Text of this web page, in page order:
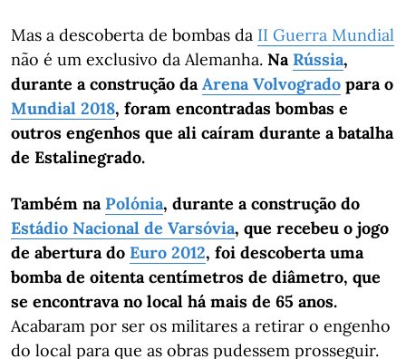
Mas a descoberta de bombas da II Guerra Mundial
não é um exclusivo da Alemanha. Na Rússia,
durante a construção daArena Volvogrado para o
Mundial 2018, foram encontradas bombas e
outros engenhos que ali caíram durante a batalha
de Estalinegrado.
Também na Polónia, durante a construção do
Estádio Nacional de Varsóvia, que recebeu o jogo
de abertura do Euro 2012, foi descoberta uma
bomba de oitenta centímetros de diâmetro, que
se encontrava no local há mais de 65 anos.
Acabaram por ser os militares a retirar o engenho
do local para que as obras pudessem prosseguir.